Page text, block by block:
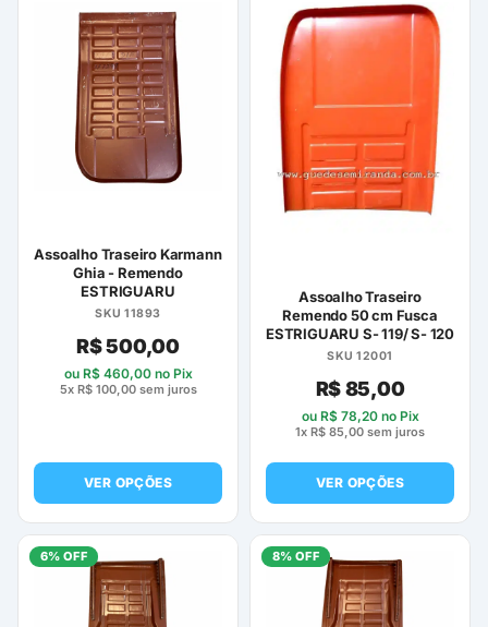
tem
várias
opções
podem
ser
escolhidas
produto
Assoalho Traseiro Karmann
Ghia - Remendo
ESTRIGUARU
SKU 11893
R$500,00
ou R$460,00no Pix
5x R$100,00sem juros
VER OPÇÕES
Este
tem
várias
variantes.
Assoalho Traseiro
Remendo 50 cm Fusca
ESTRIGUARU S- 119/ S- 120
SKU 12001
R$85,00
ou R$78,20no Pix
1x R$ 85,00 sem juros
VER OPÇÕES
Este
tem
várias
variantes.
6% OFF 8% OFF